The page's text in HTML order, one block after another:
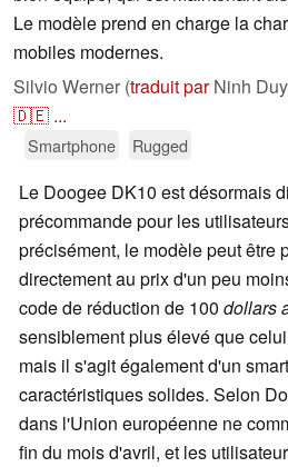
Le modèle prend en charge la
mobiles modernes.
Silvio Werner (traduit parNinh
🇩🇪 ...
Smartphone Rugged
Le Doogee DK10 est désormais
précommande pour les
précisément, le modèle peut être
directement au prix d'un peu
code de réduction de 100 dollars
sensiblement plus élevé que
mais il s'agit également d'un
caractéristiques solides. Selon
dans l'Union européenne ne
fin du mois d'avril, et les